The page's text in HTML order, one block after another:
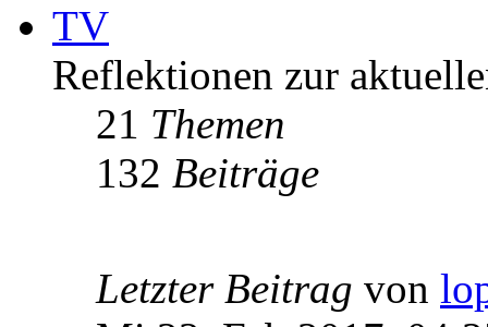
TV
Reflektionen zur
21 Themen
132 Beiträge
Letzter Beitrag von